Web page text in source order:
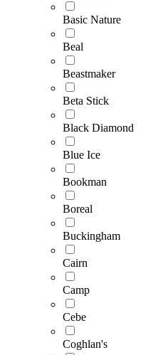
Basic Nature
Beal
Beastmaker
Beta Stick
Black Diamond
Blue Ice
Bookman
Boreal
Buckingham
Cairn
Camp
Cebe
Coghlan's